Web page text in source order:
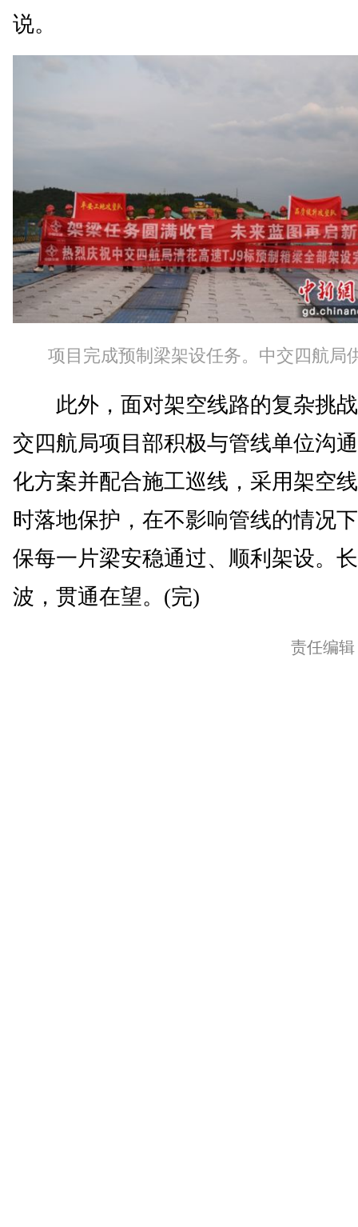
说。
项目完成预制梁架设任务。中交四航局
此外，面对架空线路的复杂挑
交四航局项目部积极与管线单位沟
化方案并配合施工巡线，采用架空
时落地保护，在不影响管线的情况
保每一片梁安稳通过、顺利架设。
波，贯通在望。(完)
责任编